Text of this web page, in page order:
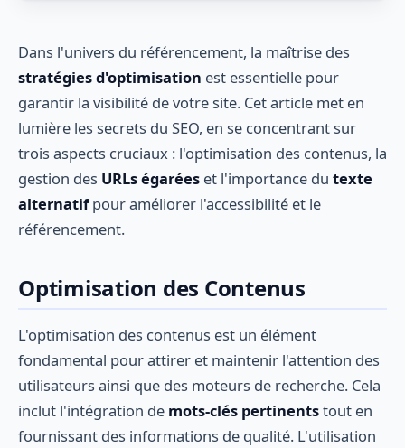
Dans l'univers du référencement, la maîtrise des
stratégies d'optimisation est essentielle pour
garantir la visibilité de votre site. Cet article met en
lumière les secrets du SEO, en se concentrant sur
trois aspects cruciaux : l'optimisation des contenus, la
gestion des URLs égarées et l'importance du texte
alternatifpour améliorer l'accessibilité et le
référencement.
Optimisation des Contenus
L'optimisation des contenus est un élément
fondamental pour attirer et maintenir l'attention des
utilisateurs ainsi que des moteurs de recherche. Cela
inclut l'intégration de mots-clés pertinentstout en
fournissant des informations de qualité. L'utilisation